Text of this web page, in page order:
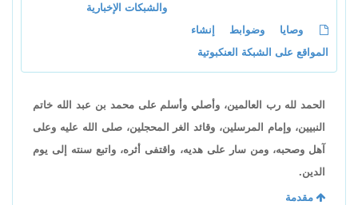
والشبكات الإخبارية
وصايا وضوابط إنشاء
المواقع على الشبكة العنكبوتية
الحمد لله رب العالمين، وأصلي وأسلم على محمد بن عبد الله خاتم
النبيين، وإمام المرسلين، وقائد الغر المحجلين، صلى الله عليه وعلى
آهل وصحبه، ومن سار على هديه، واقتفى أثره، واتبع سنته إلى يوم
الدين.
مقدمة